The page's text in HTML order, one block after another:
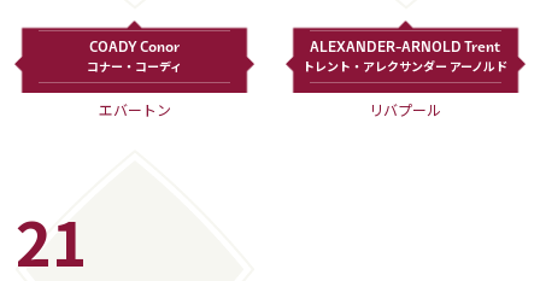
COADY Conor
コナー・コーディ
エバートン
ALEXANDER-ARNOLD Trent
トレント・アレクサンダー アーノルド
リバプール
21